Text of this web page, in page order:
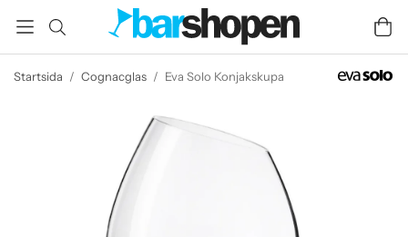
Startsida / Cognacglas / Eva Solo Konjakskupa